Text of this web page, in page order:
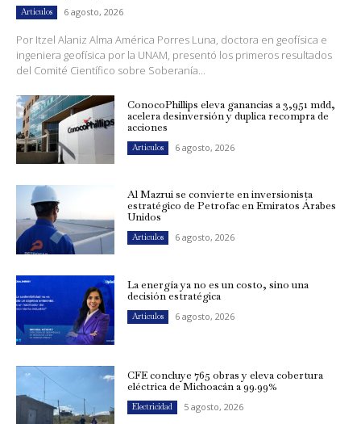
Artículos 6 agosto, 2026
Por Itzel Alaniz Alma América Porres Luna, doctora en geofísica e
ingeniera geofísica por la UNAM, presentó los primeros resultados
del Comité Científico sobre Soberanía...
ConocoPhillips eleva ganancias a 3,951 mdd,
acelera desinversión y duplica recompra de
acciones
Artículos 6 agosto, 2026
Al Mazrui se convierte en inversionista
estratégico de Petrofac en Emiratos Árabes
Unidos
Artículos 6 agosto, 2026
La energía ya no es un costo, sino una
decisión estratégica
Artículos 6 agosto, 2026
CFE concluye 765 obras y eleva cobertura
eléctrica de Michoacán a 99.99%
Electricidad 5 agosto, 2026